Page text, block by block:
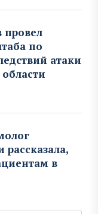
по
атаки
рассказала,
в